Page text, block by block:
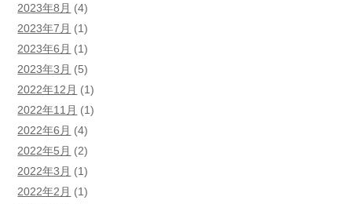
2023年8月 (4)
2023年7月 (1)
2023年6月 (1)
2023年3月 (5)
2022年12月 (1)
2022年11月 (1)
2022年6月 (4)
2022年5月 (2)
2022年3月 (1)
2022年2月 (1)